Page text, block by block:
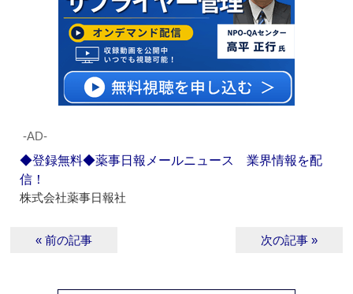
‐AD‐
◆登録無料◆薬事日報メールニュース 業界情報を配
信！
株式会社薬事日報社
« 前の記事 次の記事 »